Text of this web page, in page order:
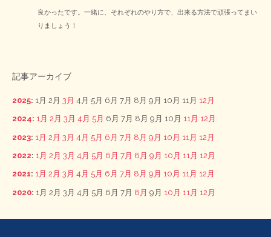
良かったです。一緒に、それぞれのやり方で、出来る方法で頑張ってまい
りましょう！
記事アーカイブ
2025: 1月 2月 3月 4月 5月 6月 7月 8月 9月 10月 11月 12月
2024: 1月 2月 3月 4月 5月 6月 7月 8月 9月 10月 11月 12月
2023: 1月 2月 3月 4月 5月 6月 7月 8月 9月 10月 11月 12月
2022: 1月 2月 3月 4月 5月 6月 7月 8月 9月 10月 11月 12月
2021: 1月 2月 3月 4月 5月 6月 7月 8月 9月 10月 11月 12月
2020: 1月 2月 3月 4月 5月 6月 7月 8月 9月 10月 11月 12月